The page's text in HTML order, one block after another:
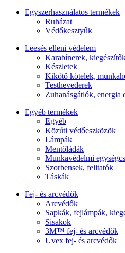
Egyszerhasználatos termékek
Ruházat
Védőkesztyűk
Leesés elleni védelem
Karabínerek,
Készletek
Kikötő kötelek,
Testhevederek
Zuhanásgátlók, energia
Egyéb termékek
Egyéb
Közúti védőeszközök
Lámpák
Mentőládák
Munkavédelmi
Szorbensek, felitatók
Táskák
Fej- és arcvédők
Arcvédők
Sapkák, fejlámpák,
Sisakok
3M™ fej- és arcvédők
Uvex fej- és arcvédők